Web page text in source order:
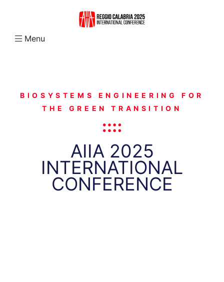
Menu
BIOSYSTEMS ENGINEERING FOR
THE GREEN TRANSITION
AIIA 2025
INTERNATIONAL
CONFERENCE